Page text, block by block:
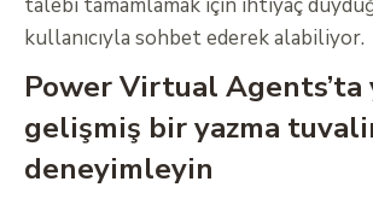
kullanıcıyla sohbet ederek alabiliyor.
Power Virtual Agents’ta
gelişmiş bir yazma
deneyimleyin